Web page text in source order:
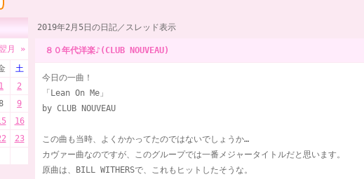
月 »
土
1
2
9
16
23
2019年2月5日の日記／スレッド表示
８０年代洋楽♪(CLUB NOUVEAU)
今日の一曲！
「Lean On Me」
by CLUB NOUVEAU
この曲も当時、よくかかってたのではないでしょうか…
カヴァー曲なのですが、このグループでは一番メジャータイトルだと思います。
原曲は、BILL WITHERSで、これもヒットしたそうな。